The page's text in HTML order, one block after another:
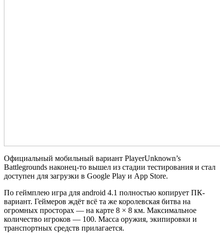
Официальный мобильный вариант PlayerUnknown’s
Battlegrounds наконец-то вышел из стадии тестирования и стал
доступен для загрузки в Google Play и App Store.
По геймплею игра для android 4.1 полностью копирует ПК-
вариант. Геймеров ждёт всё та же королевская битва на
огромных просторах — на карте 8 × 8 км. Максимальное
количество игроков — 100. Масса оружия, экипировки и
транспортных средств прилагается.